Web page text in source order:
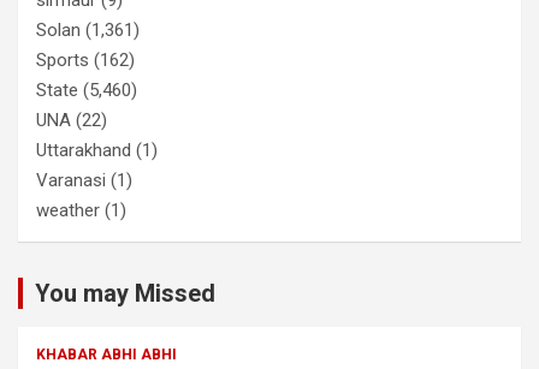
Solan (1,361)
Sports (162)
State (5,460)
UNA (22)
Uttarakhand (1)
Varanasi (1)
weather (1)
You may Missed
KHABAR ABHI ABHI